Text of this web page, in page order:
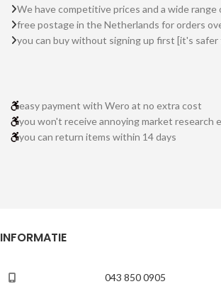
We have competitive prices and a wide range
free postage in the Netherlands for orders
you can buy without signing up first [it's safer
easy payment with Wero at no extra cost
you won't receive annoying market research
you can return items within 14 days
INFORMATIE
043 850 0905